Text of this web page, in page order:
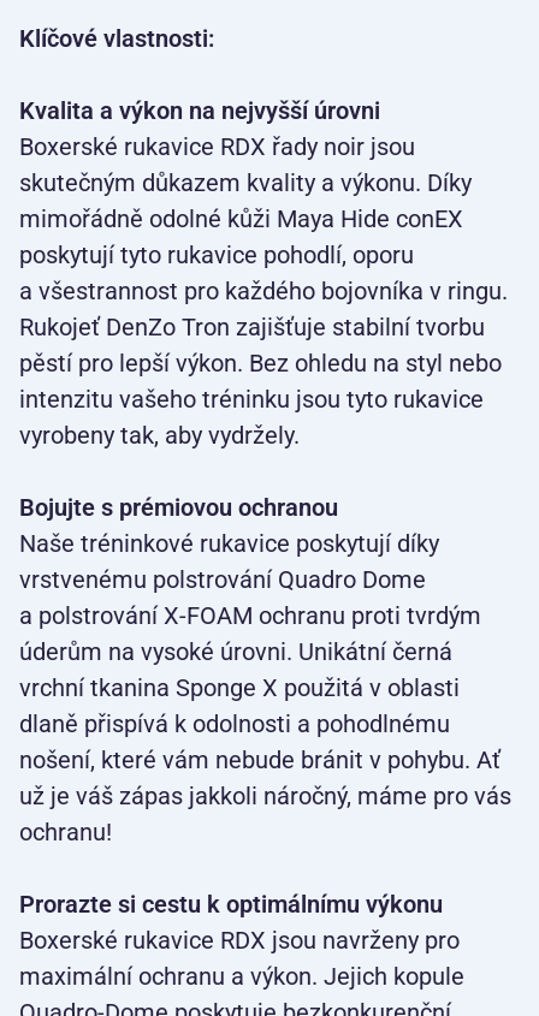
Klíčové vlastnosti:
Kvalita a výkon na nejvyšší úrovni
Boxerské rukavice RDX řady noir jsou
skutečným důkazem kvality a výkonu. Díky
mimořádně odolné kůži Maya Hide conEX
poskytují tyto rukavice pohodlí, oporu
a všestrannost pro každého bojovníka v ringu.
Rukojeť DenZo Tron zajišťuje stabilní tvorbu
pěstí pro lepší výkon. Bez ohledu na styl nebo
intenzitu vašeho tréninku jsou tyto rukavice
vyrobeny tak, aby vydržely.
Bojujte s prémiovou ochranou
Naše tréninkové rukavice poskytují díky
vrstvenému polstrování Quadro Dome
a polstrování X-FOAM ochranu proti tvrdým
úderům na vysoké úrovni. Unikátní černá
vrchní tkanina Sponge X použitá v oblasti
dlaně přispívá k odolnosti a pohodlnému
nošení, které vám nebude bránit v pohybu. Ať
už je váš zápas jakkoli náročný, máme pro vás
ochranu!
Prorazte si cestu k optimálnímu výkonu
Boxerské rukavice RDX jsou navrženy pro
maximální ochranu a výkon. Jejich kopule